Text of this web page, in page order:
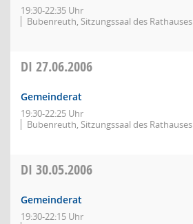
19:30-22:35 Uhr
Bubenreuth, Sitzungssaal des Rathauses
DI 27.06.2006
Gemeinderat
19:30-22:25 Uhr
Bubenreuth, Sitzungssaal des Rathauses
DI 30.05.2006
Gemeinderat
19:30-22:15 Uhr